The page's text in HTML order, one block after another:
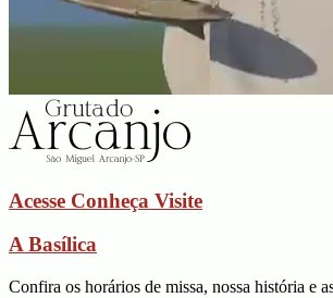
Acesse Conheça Visite
A Basílica
Confira os horários de missa, nossa história e